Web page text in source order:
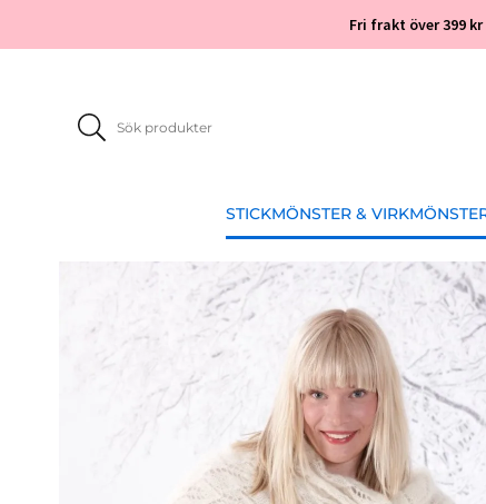
Fri frakt över 399
STICKMÖNSTER &